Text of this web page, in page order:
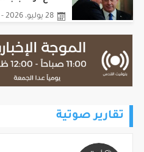
28 يوليو، 2026 - 08:07am
تقارير صوتية